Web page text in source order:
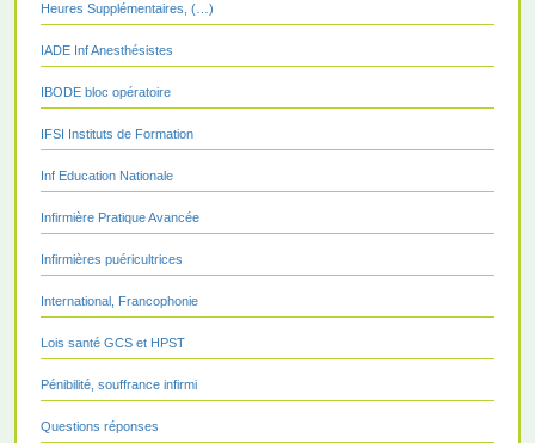
Heures Supplémentaires, (…)
IADE Inf Anesthésistes
IBODE bloc opératoire
IFSI Instituts de Formation
Inf Education Nationale
Infirmière Pratique Avancée
Infirmières puéricultrices
International, Francophonie
Lois santé GCS et HPST
Pénibilité, souffrance infirmi
Questions réponses